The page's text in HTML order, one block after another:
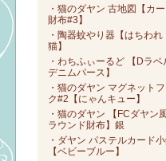
・猫のダヤン 古地図【カ
財布#3】
・陶器蚊やり器【はちわれ
猫】
・わちふぃーるど 【Dラベ
デニムパース】
・猫のダヤン マグネットフ
ク#2【にゃんキュー】
・猫のダヤン 【FCダヤン
ラウンド財布】銀
・ダヤン パステルカード
【ベビーブルー】